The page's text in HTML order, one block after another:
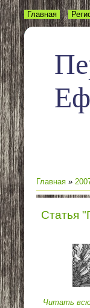
Главная
Главная »
Статья
Читать